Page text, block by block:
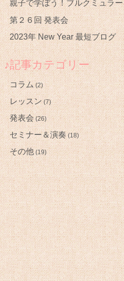
親子で学ぼう！ブルクミュラー
第２６回 発表会
2023年 New Year 最短ブログ
♪記事カテゴリー
コラム(2)
レッスン(7)
発表会(26)
セミナー＆演奏(18)
その他 (19)